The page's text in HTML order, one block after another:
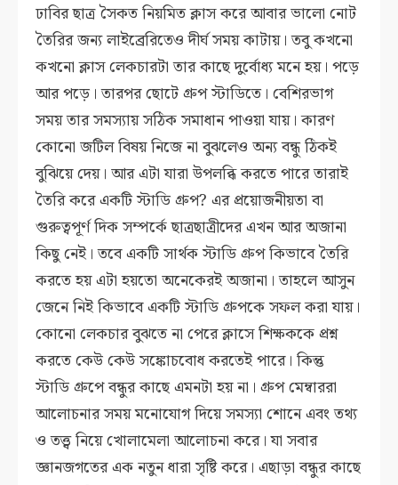
ঢাবির ছাত্র সৈকত নিয়মিত ক্লাস করে আবার ভালো নোট
তৈরির জন্য লাইব্রেরিতেও দীর্ঘ সময় কাটায়। তবু কখনো
কখনো ক্লাস লেকচারটা তার কাছে দুর্বোধ্য মনে হয়। পড়ে
আর পড়ে। তারপর ছোটে গ্রুপ স্টাডিতে। বেশিরভাগ
সময় তার সমস্যায় সঠিক সমাধান পাওয়া যায়। কারণ
কোনো জটিল বিষয় নিজে না বুঝলেও অন্য বন্ধু ঠিকই
বুঝিয়ে দেয়। আর এটা যারা উপলব্ধি করতে পারে তারাই
তৈরি করে একটি স্টাডি গ্রুপ? এর প্রয়োজনীয়তা বা
গুরুত্বপূর্ণ দিক সম্পর্কে ছাত্রছাত্রীদের এখন আর অজানা
কিছু নেই। তবে একটি সার্থক স্টাডি গ্রুপ কিভাবে তৈরি
করতে হয় এটা হয়তো অনেকেরই অজানা। তাহলে আসুন
জেনে নিই কিভাবে একটি স্টাডি গ্রুপকে সফল করা যায়।
কোনো লেকচার বুঝতে না পেরে ক্লাসে শিক্ষককে প্রশ্ন
করতে কেউ কেউ সঙ্কোচবোধ করতেই পারে। কিন্তু
স্টাডি গ্রুপে বন্ধুর কাছে এমনটা হয় না। গ্রুপ মেম্বাররা
আলোচনার সময় মনোযোগ দিয়ে সমস্যা শোনে এবং তথ্য
ও তত্ত্ব নিয়ে খোলামেলা আলোচনা করে। যা সবার
জ্ঞানজগতের এক নতুন ধারা সৃষ্টি করে। এছাড়া বন্ধুর কাছে